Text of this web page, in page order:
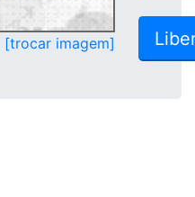
[trocar imagem]